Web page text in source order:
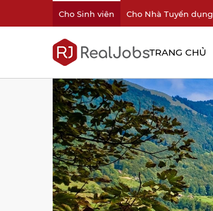
Cho Sinh viên Cho Nhà Tuyển dụng
TRANG CHỦ